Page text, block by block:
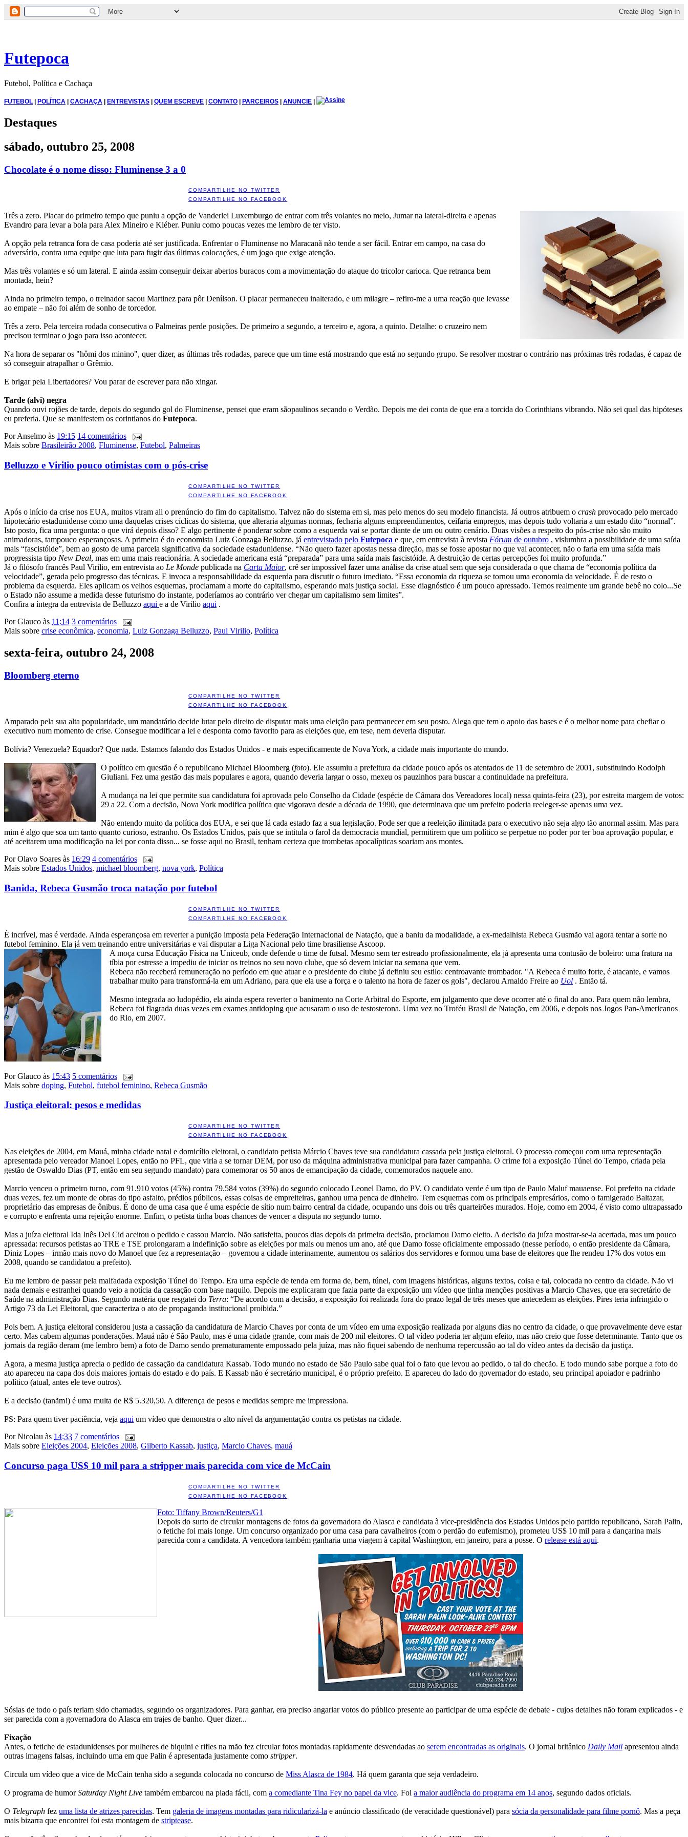
Futepoca
Futebol, Política e Cachaça
FUTEBOL | POLÍTICA | CACHAÇA | ENTREVISTAS | QUEM ESCREVE | CONTATO | PARCEIROS | ANUNCIE |
Destaques
sábado, outubro 25, 2008
Chocolate é o nome disso: Fluminense 3 a 0
COMPARTILHE NO TWITTER
COMPARTILHE NO FACEBOOK
Três a zero. Placar do primeiro tempo que puniu a opção de Vanderlei Luxemburgo de entrar com três volantes no meio, Jumar na lateral-direita e apenas
Evandro para levar a bola para Alex Mineiro e Kléber. Puniu como poucas vezes me lembro de ter visto.
A opção pela retranca fora de casa poderia até ser justificada. Enfrentar o Fluminense no Maracanã não tende a ser fácil. Entrar em campo, na casa do
adversário, contra uma equipe que luta para fugir das últimas colocações, é um jogo que exige atenção.
Mas três volantes e só um lateral. E ainda assim conseguir deixar abertos buracos com a movimentação do ataque do tricolor carioca. Que retranca bem
montada, hein?
Ainda no primeiro tempo, o treinador sacou Martinez para pôr Denílson. O placar permaneceu inalterado, e um milagre – refiro-me a uma reação que levasse
ao empate – não foi além de sonho de torcedor.
Três a zero. Pela terceira rodada consecutiva o Palmeiras perde posições. De primeiro a segundo, a terceiro e, agora, a quinto. Detalhe: o cruzeiro nem
precisou terminar o jogo para isso acontecer.
Na hora de separar os "hômi dos minino", quer dizer, as últimas três rodadas, parece que um time está mostrando que está no segundo grupo. Se resolver mostrar o contrário nas próximas três rodadas, é capaz de
só conseguir atrapalhar o Grêmio.
E brigar pela Libertadores? Vou parar de escrever para não xingar.
Tarde (alvi) negra
Quando ouvi rojões de tarde, depois do segundo gol do Fluminense, pensei que eram sãopaulinos secando o Verdão. Depois me dei conta de que era a torcida do Corinthians vibrando. Não sei qual das hipóteses
eu preferia. Que se manifestem os corintianos do Futepoca.
PorAnselmo às 19:15 14 comentários
Mais sobre Brasileirão 2008, Fluminense, Futebol, Palmeiras
Belluzzo e Virilio pouco otimistas com o pós-crise
COMPARTILHE NO TWITTER
COMPARTILHE NO FACEBOOK
Após o início da crise nos EUA, muitos viram ali o prenúncio do fim do capitalismo. Talvez não do sistema em si, mas pelo menos do seu modelo financista. Já outros atribuem o crash provocado pelo mercado
hipotecário estadunidense como uma daquelas crises cíclicas do sistema, que alteraria algumas normas, fecharia alguns empreendimentos, ceifaria empregos, mas depois tudo voltaria a um estado dito “normal”.
Isto posto, fica uma pergunta: o que virá depois disso? E algo pertinente é ponderar sobre como a esquerda vai se portar diante de um ou outro cenário. Duas visões a respeito do pós-crise não são muito
animadoras, tampouco esperançosas. A primeira é do economista Luiz Gonzaga Belluzzo, já entrevistado pelo Futepoca e que, em entrevista à revista Fórum de outubro , vislumbra a possibilidade de uma saída
mais “fascistóide”, bem ao gosto de uma parcela significativa da sociedade estadunidense. “Não quero fazer apostas nessa direção, mas se fosse apostar no que vai acontecer, não o faria em uma saída mais
progressista tipo New Deal, mas em uma mais reacionária. A sociedade americana está “preparada” para uma saída mais fascistóide. A destruição de certas percepções foi muito profunda.”
Já o filósofo francês Paul Virilio, em entrevista ao Le Monde publicada na Carta Maior, crê ser impossível fazer uma análise da crise atual sem que seja considerada o que chama de “economia política da
velocidade”, gerada pelo progresso das técnicas. E invoca a responsabilidade da esquerda para discutir o futuro imediato. “Essa economia da riqueza se tornou uma economia da velocidade. É de resto o
problema da esquerda. Eles aplicam os velhos esquemas, proclamam a morte do capitalismo, esperando mais justiça social. Esse diagnóstico é um pouco apressado. Temos realmente um grande bebê no colo...Se
o Estado não assume a medida desse futurismo do instante, poderíamos ao contrário ver chegar um capitalismo sem limites”.
Confira a íntegra da entrevista de Belluzzo aqui e a de Virilio aqui .
PorGlauco às 11:14 3 comentários
Mais sobre crise econômica, economia, Luiz Gonzaga Belluzzo, Paul Virilio, Política
sexta-feira, outubro 24, 2008
Bloomberg eterno
COMPARTILHE NO TWITTER
COMPARTILHE NO FACEBOOK
Amparado pela sua alta popularidade, um mandatário decide lutar pelo direito de disputar mais uma eleição para permanecer em seu posto. Alega que tem o apoio das bases e é o melhor nome para chefiar o
executivo num momento de crise. Consegue modificar a lei e desponta como favorito para as eleições que, em tese, nem deveria disputar.
Bolívia? Venezuela? Equador? Que nada. Estamos falando dos Estados Unidos - e mais especificamente de Nova York, a cidade mais importante do mundo.
O político em questão é o republicano Michael Bloomberg (foto). Ele assumiu a prefeitura da cidade pouco após os atentados de 11 de setembro de 2001, substituindo Rodolph
Giuliani. Fez uma gestão das mais populares e agora, quando deveria largar o osso, mexeu os pauzinhos para buscar a continuidade na prefeitura.
A mudança na lei que permite sua candidatura foi aprovada pelo Conselho da Cidade (espécie de Câmara dos Vereadores local) nessa quinta-feira (23), por estreita margem de votos:
29 a 22. Com a decisão, Nova York modifica política que vigorava desde a década de 1990, que determinava que um prefeito poderia reeleger-se apenas uma vez.
Não entendo muito da política dos EUA, e sei que lá cada estado faz a sua legislação. Pode ser que a reeleição ilimitada para o executivo não seja algo tão anormal assim. Mas para
mim é algo que soa um tanto quanto curioso, estranho. Os Estados Unidos, país que se intitula o farol da democracia mundial, permitirem que um político se perpetue no poder por ter boa aprovação popular, e
até aceitarem uma modificação na lei por conta disso... se fosse aqui no Brasil, tenham certeza que trombetas apocalípticas soariam aos montes.
PorOlavo Soares às 16:29 4 comentários
Mais sobre Estados Unidos, michael bloomberg, nova york, Política
Banida, Rebeca Gusmão troca natação por futebol
COMPARTILHE NO TWITTER
COMPARTILHE NO FACEBOOK
É incrível, mas é verdade. Ainda esperançosa em reverter a punição imposta pela Federação Internacional de Natação, que a baniu da modalidade, a ex-medalhista Rebeca Gusmão vai agora tentar a sorte no
futebol feminino. Ela já vem treinando entre universitárias e vai disputar a Liga Nacional pelo time brasiliense Ascoop.
A moça cursa Educação Física na Uniceub, onde defende o time de futsal. Mesmo sem ter estreado profissionalmente, ela já apresenta uma contusão de boleiro: uma fratura na
tíbia por estresse a impediu de iniciar os treinos no seu novo clube, que só devem iniciar na semana que vem.
Rebeca não receberá remuneração no período em que atuar e o presidente do clube já definiu seu estilo: centroavante trombador. "A Rebeca é muito forte, é atacante, e vamos
trabalhar muito para transformá-la em um Adriano, para que ela use a força e o talento na hora de fazer os gols", declarou Arnaldo Freire ao Uol . Então tá.
Mesmo integrada ao ludopédio, ela ainda espera reverter o banimento na Corte Arbitral do Esporte, em julgamento que deve ocorrer até o final do ano. Para quem não lembra,
Rebeca foi flagrada duas vezes em exames antidoping que acusaram o uso de testosterona. Uma vez no Troféu Brasil de Natação, em 2006, e depois nos Jogos Pan-Americanos
do Rio, em 2007.
PorGlauco às 15:43 5 comentários
Mais sobre doping, Futebol, futebol feminino, Rebeca Gusmão
Justiça eleitoral: pesos e medidas
COMPARTILHE NO TWITTER
COMPARTILHE NO FACEBOOK
Nas eleições de 2004, em Mauá, minha cidade natal e domicílio eleitoral, o candidato petista Márcio Chaves teve sua candidatura cassada pela justiça eleitoral. O processo começou com uma representação
apresentada pelo vereador Manoel Lopes, então no PFL, que viria a se tornar DEM, por uso da máquina administrativa municipal para fazer campanha. O crime foi a exposição Túnel do Tempo, criada pela
gestão de Oswaldo Dias (PT, então em seu segundo mandato) para comemorar os 50 anos de emancipação da cidade, comemorados naquele ano.
Marcio venceu o primeiro turno, com 91.910 votos (45%) contra 79.584 votos (39%) do segundo colocado Leonel Damo, do PV. O candidato verde é um tipo de Paulo Maluf mauaense. Foi prefeito na cidade
duas vezes, fez um monte de obras do tipo asfalto, prédios públicos, essas coisas de empreiteiras, ganhou uma penca de dinheiro. Tem esquemas com os principais empresários, como o famigerado Baltazar,
proprietário das empresas de ônibus. É dono de uma casa que é uma espécie de sítio num bairro central da cidade, ocupando uns dois ou três quarteirões murados. Hoje, como em 2004, é visto como ultrapassado
e corrupto e enfrenta uma rejeição enorme. Enfim, o petista tinha boas chances de vencer a disputa no segundo turno.
Mas a juíza eleitoral Ida Inês Del Cid aceitou o pedido e cassou Marcio. Não satisfeita, poucos dias depois da primeira decisão, proclamou Damo eleito. A decisão da juíza mostrar-se-ia acertada, mas um pouco
apressada: recursos petistas ao TRE e TSE prolongaram a indefinição sobre as eleições por mais ou menos um ano, até que Damo fosse oficialmente empossado (nesse período, o então presidente da Câmara,
Diniz Lopes – irmão mais novo do Manoel que fez a representação – governou a cidade interinamente, aumentou os salários dos servidores e formou uma base de eleitores que lhe rendeu 17% dos votos em
2008, quando se candidatou a prefeito).
Eu me lembro de passar pela malfadada exposição Túnel do Tempo. Era uma espécie de tenda em forma de, bem, túnel, com imagens históricas, alguns textos, coisa e tal, colocada no centro da cidade. Não vi
nada demais e estranhei quando veio a notícia da cassação com base naquilo. Depois me explicaram que fazia parte da exposição um vídeo que tinha menções positivas a Marcio Chaves, que era secretário de
Saúde na administração Dias. Segundo matéria que resgatei do Terra: “De acordo com a decisão, a exposição foi realizada fora do prazo legal de três meses que antecedem as eleições. Pires teria infringido o
Artigo 73 da Lei Eleitoral, que caracteriza o ato de propaganda institucional proibida.”
Pois bem. A justiça eleitoral considerou justa a cassação da candidatura de Marcio Chaves por conta de um vídeo em uma exposição realizada por alguns dias no centro da cidade, o que provavelmente deve estar
certo. Mas cabem algumas ponderações. Mauá não é São Paulo, mas é uma cidade grande, com mais de 200 mil eleitores. O tal vídeo poderia ter algum efeito, mas não creio que fosse determinante. Tanto que os
jornais da região deram (me lembro bem) a foto de Damo sendo prematuramente empossado pela juíza, mas não fiquei sabendo de nenhuma repercussão ao tal do vídeo antes da decisão da justiça.
Agora, a mesma justiça aprecia o pedido de cassação da candidatura Kassab. Todo mundo no estado de São Paulo sabe qual foi o fato que levou ao pedido, o tal do checão. E todo mundo sabe porque a foto do
ato apareceu na capa dos dois maiores jornais do estado e do país. E Kassab não é secretário municipal, é o próprio prefeito. E apareceu do lado do governador do estado, seu principal apoiador e padrinho
político (atual, antes ele teve outros).
E a decisão (tanãm!) é uma multa de R$ 5.320,50. A diferença de pesos e medidas sempre me impressiona.
PS: Para quem tiver paciência, veja aqui um vídeo que demonstra o alto nível da argumentação contra os petistas na cidade.
PorNicolau às 14:33 7 comentários
Mais sobre Eleições 2004, Eleições 2008, Gilberto Kassab, justiça, Marcio Chaves, mauá
Concurso paga US$ 10 mil para a stripper mais parecida com vice de McCain
COMPARTILHE NO TWITTER
COMPARTILHE NO FACEBOOK
Foto: Tiffany Brown/Reuters/G1
Depois do surto de circular montagens de fotos da governadora do Alasca e candidata à vice-presidência dos Estados Unidos pelo partido republicano, Sarah Palin,
o fetiche foi mais longe. Um concurso organizado por uma casa para cavalheiros (com o perdão do eufemismo), prometeu US$ 10 mil para a dançarina mais
parecida com a candidata. A vencedora também ganharia uma viagem à capital Washington, em janeiro, para a posse. O release está aqui.
Sósias de todo o país teriam sido chamadas, segundo os organizadores. Para ganhar, era preciso angariar votos do público presente ao participar de uma espécie de debate - cujos detalhes não foram explicados - e
ser parecida com a governadora do Alasca em trajes de banho. Quer dizer...
Fixação
Antes, o fetiche de estadunidenses por mulheres de biquini e rifles na mão fez circular fotos montadas rapidamente desvendadas ao serem encontradas as originais. O jornal britânico Daily Mail apresentou ainda
outras imagens falsas, incluindo uma em que Palin é apresentada justamente como stripper.
Circula um vídeo que a vice de McCain tenha sido a segunda colocada no concurso de Miss Alasca de 1984. Há quem garanta que seja verdadeiro.
O programa de humorSaturday Night Live também embarcou na piada fácil, com a comediante Tina Fey no papel da vice. Foi a maior audiência do programa em 14 anos, segundo dados oficiais.
O Telegraph fez uma lista de atrizes parecidas. Tem galeria de imagens montadas para ridicularizá-la e anúncio classificado (de veracidade questionável) para sócia da personalidade para filme pornô. Mas a peça
mais bizarra que encontrei foi esta montagem de striptease.